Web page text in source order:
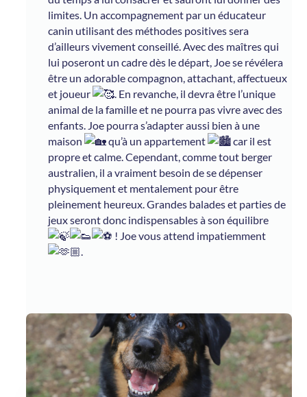
limites. Un accompagnement par un éducateur
canin utilisant des méthodes positives sera
d’ailleurs vivement conseillé. Avec des maîtres qui
lui poseront un cadre dès le départ, Joe se révélera
être un adorable compagnon, attachant, affectueux
et joueur
. En revanche, il devra être l’unique
animal de la famille et ne pourra pas vivre avec des
enfants. Joe pourra s’adapter aussi bien à une
maison
qu’à un appartement
car il est
propre et calme. Cependant, comme tout berger
australien, il a vraiment besoin de se dépenser
physiquement et mentalement pour être
pleinement heureux. Grandes balades et parties de
jeux seront donc indispensables à son équilibre
! Joe vous attend impatiemment